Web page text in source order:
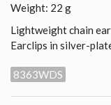
Weight: 22 g
Lightweight chain
Earclips in silver-
8363WDS